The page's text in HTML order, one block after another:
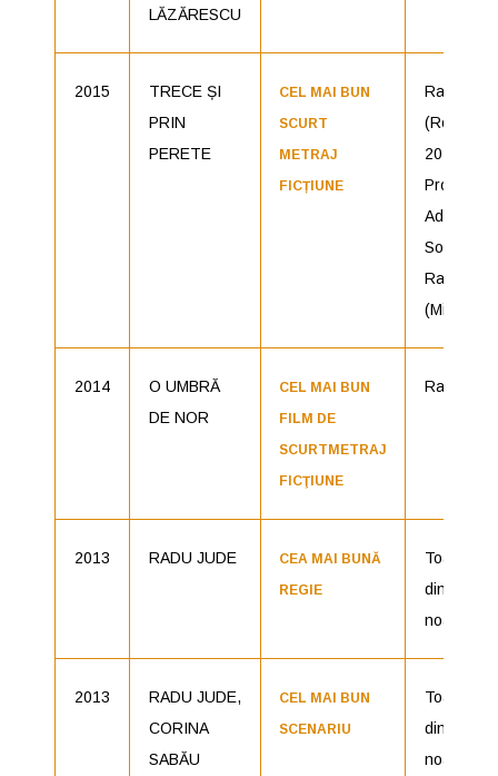
LĂZĂRESCU
2015
TRECE ȘI
PRIN
PERETE
CEL MAI BUN
SCURT
METRAJ
FICȚIUNE
Radu
(România,
2014),
Ada
Solomon,
Radu
(Micro
2014
O UMBRĂ
DE NOR
CEL MAI BUN
FILM DE
SCURTMETRAJ
FICŢIUNE
Radu
2013 RADU JUDE
CEA MAI BUNĂ
REGIE
Toată
din familia
noastră
2013
RADU JUDE,
CORINA
SABĂU
CEL MAI BUN
SCENARIU
Toată
din familia
noastră